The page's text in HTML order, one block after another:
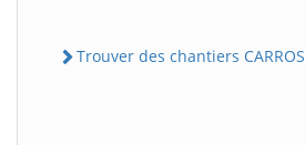
Trouver des chantiers CARROS